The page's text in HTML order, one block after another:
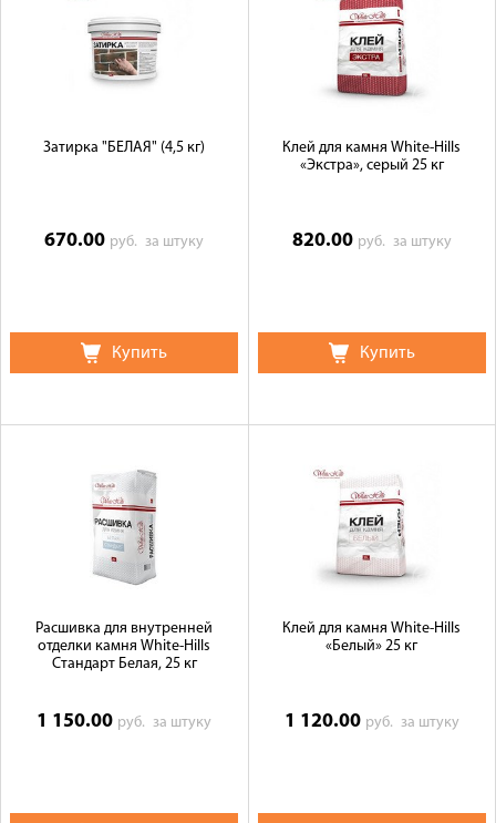
Затирка "БЕЛАЯ" (4,5 кг)
670.00 руб.за штуку
Купить
Клей для камня White-Hills
«Экстра», серый 25 кг
820.00 руб. за штуку
Купить
Расшивка для внутренней
отделки камня White-Hills
Стандарт Белая, 25 кг
1 150.00 руб.за штуку
Клей для камня White-Hills
«Белый» 25 кг
1 120.00 руб. за штуку